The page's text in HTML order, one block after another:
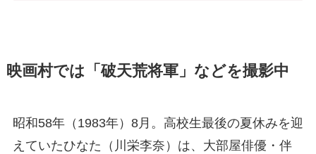
映画村では「破天荒将軍」などを撮影中
昭和58年（1983年）8月。高校生最後の夏休みを迎
えていたひなた（川栄李奈）は、大部屋俳優・伴